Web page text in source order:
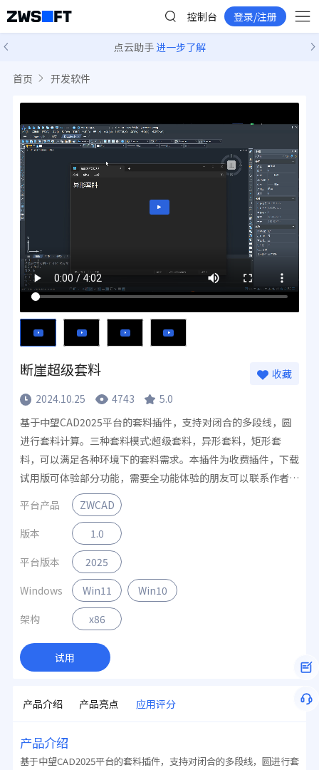
控制台 登录/注册
点云助手 进一步了解
首页 开发软件
断崖超级套料
收藏
2024.10.25
4743
5.0
基于中望CAD2025平台的套料插件，支持对闭合的多段线，圆
进行套料计算。三种套料模式:超级套料，异形套料，矩形套
料，可以满足各种环境下的套料需求。本插件为收费插件，下载
试用版可体验部分功能，需要全功能体验的朋友可以联系作者自
行购买事宜。
平台产品
ZWCAD
版本
1.0
平台版本
2025
Windows
Win11
Win10
架构
x86
试用
产品介绍 产品亮点 应用评分
产品介绍
基于中望CAD2025平台的套料插件，支持对闭合的多段线，圆进行套